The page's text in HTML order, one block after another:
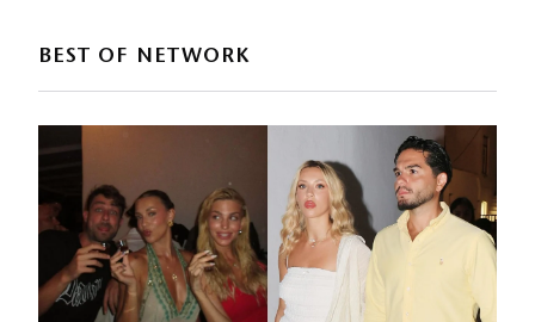
BEST OF NETWORK